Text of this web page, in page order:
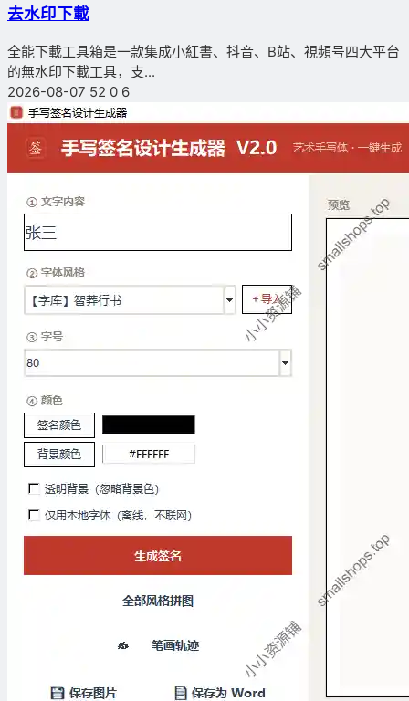
去水印下載
全能下載工具箱是一款集成小紅書、抖音、B站、視頻号四大平台
的無水印下載工具，支...
2026-08-07 52 0 6